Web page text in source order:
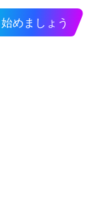
始めましょう